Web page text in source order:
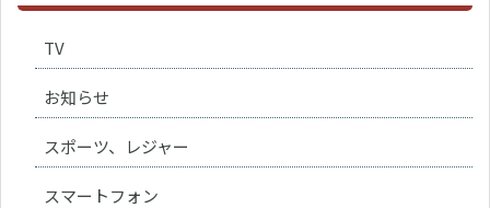
TV
お知らせ
スポーツ、レジャー
スマートフォン